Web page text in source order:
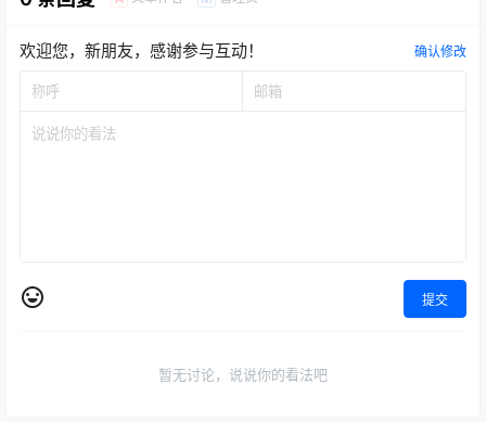
欢迎您，新朋友，感谢参与互动！ 确认修改
提交
暂无讨论，说说你的看法吧